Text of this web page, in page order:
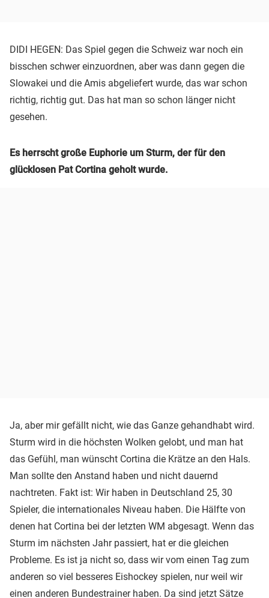
DIDI HEGEN: Das Spiel gegen die Schweiz war noch ein
bisschen schwer einzuordnen, aber was dann gegen die
Slowakei und die Amis abgeliefert wurde, das war schon
richtig, richtig gut. Das hat man so schon länger nicht
gesehen.
Es herrscht große Euphorie um Sturm, der für den
glücklosen Pat Cortina geholt wurde.
Ja, aber mir gefällt nicht, wie das Ganze gehandhabt wird.
Sturm wird in die höchsten Wolken gelobt, und man hat
das Gefühl, man wünscht Cortina die Krätze an den Hals.
Man sollte den Anstand haben und nicht dauernd
nachtreten. Fakt ist: Wir haben in Deutschland 25, 30
Spieler, die internationales Niveau haben. Die Hälfte von
denen hat Cortina bei der letzten WM abgesagt. Wenn das
Sturm im nächsten Jahr passiert, hat er die gleichen
Probleme. Es ist ja nicht so, dass wir vom einen Tag zum
anderen so viel besseres Eishockey spielen, nur weil wir
einen anderen Bundestrainer haben. Da sind jetzt Sätze